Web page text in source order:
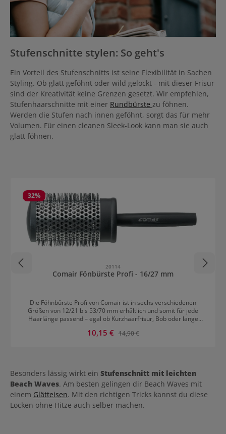
Stufenschnitte stylen: So geht's
Ein Vorteil des Stufenschnitts ist seine Flexibilität in Sachen
Styling. Ob glatt geföhnt oder wild gelockt - mit dieser Frisur
sind der Kreativität keine Grenzen gesetzt. Wir empfehlen,
Stufenhaarschnitte mit einer Rundbürste zu föhnen.
Werden die Stufen nach innen geföhnt, sorgt das für mehr
Volumen. Für einen cleanen Sleek-Look kann man sie auch
glatt föhnen.
32%
20114
Comair Fönbürste Profi - 16/27 mm
Die Föhnbürste Profi von Comair ist in sechs verschiedenen
Größen von 12/21 bis 53/70 mm erhältlich und somit für jede
Haarlänge passend – egal ob Kurzhaarfrisur, Bob oder lange
dem Föhnen optimal verteilt und das Haar dadurch schnell
Verkaufspreis:
10,15 € Regulärer Preis:
14,90 €
Besonders lässig wirkt ein Stufenschnitt mit leichten
Beach Waves. Am besten gelingen dir Beach Waves mit
einem Glätteisen. Mit den richtigen Tricks kannst du diese
Locken ohne Hitze auch selber machen.